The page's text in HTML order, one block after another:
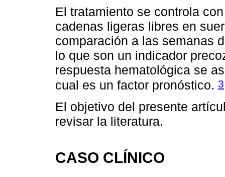
El tratamiento se controla
cadenas ligeras libres en
comparación a las semanas
lo que son un indicador
respuesta hematológica se
cual es un factor pronóstico. 3
El objetivo del presente
revisar la literatura.
CASO CLÍNICO